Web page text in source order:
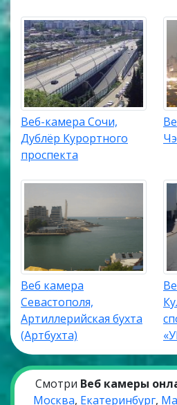
Веб-камера Сочи,
Дублёр Курортного
проспекта
Веб камера
Севастополя,
Артиллерийская бухта
(Артбухта)
Смотри Веб камеры
Москва, Екатеринбург,